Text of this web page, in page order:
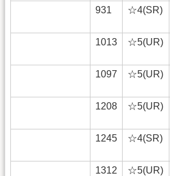
931
☆4(SR)
1013
☆5(UR)
1097
☆5(UR)
1208
☆5(UR)
1245
☆4(SR)
1312
☆5(UR)